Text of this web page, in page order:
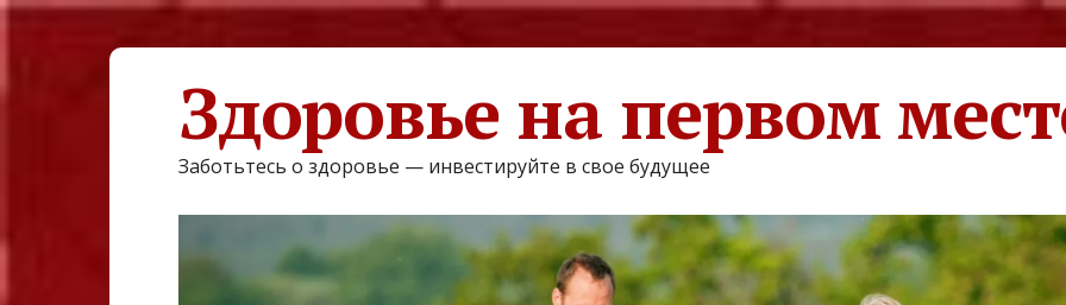
Здоровье на первом
Заботьтесь о здоровье — инвестируйте в свое будущее